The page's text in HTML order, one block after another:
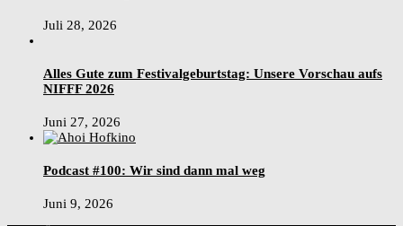
Juli 28, 2026
Alles Gute zum Festivalgeburtstag: Unsere Vorschau aufs
NIFFF 2026
Juni 27, 2026
Podcast #100: Wir sind dann mal weg
Juni 9, 2026